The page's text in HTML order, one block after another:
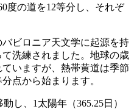
度の道を12等分し、それぞ
ビロニア天文学に起源を持
洗練されました。地球の歳
いますが、熱帯黄道は季節
点から始まります。
し、1太陽年（365.25日）